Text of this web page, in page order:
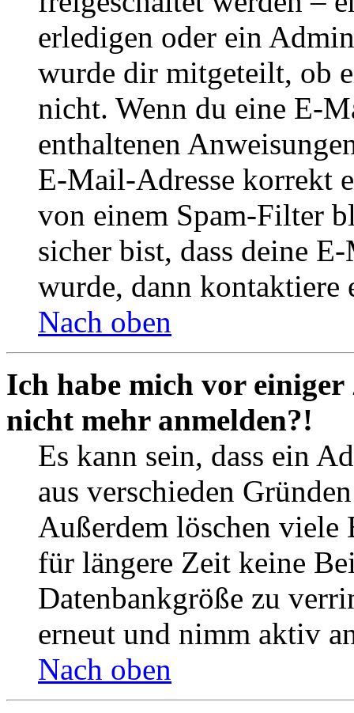
erledigen oder ein
wurde dir mitgeteilt, ob
nicht. Wenn du eine E-
enthaltenen
E-Mail-Adresse korrekt
von einem Spam-Filter
sicher bist, dass deine
wurde, dann kontaktiere
Nach oben
Ich habe mich vor
nicht mehr anmelden?!
Es kann sein, dass ein
aus verschieden
Außerdem löschen viele
für längere Zeit keine
Datenbankgröße zu
erneut und nimm aktiv
Nach oben